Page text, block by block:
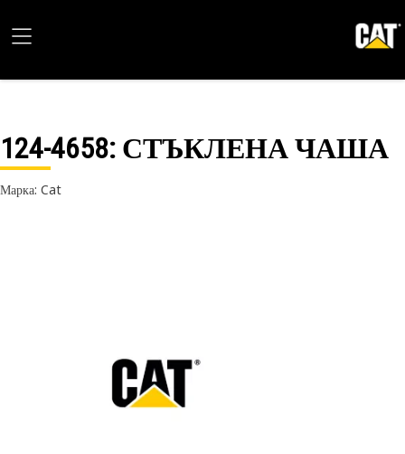
124-4658: СТЪКЛЕНА ЧАША
Марка: Cat